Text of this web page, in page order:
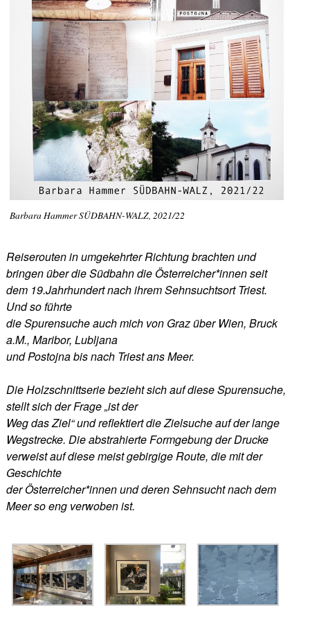
Barbara Hammer SÜDBAHN-WALZ, 2021/22
Reiserouten in umgekehrter Richtung brachten und
bringen über die Südbahn die Österreicher*innen seit
dem 19.Jahrhundert nach ihrem Sehnsuchtsort Triest.
Und so führte
die Spurensuche auch mich von Graz über Wien, Bruck
a.M., Maribor, Lubljana
und Postojna bis nach Triest ans Meer.
Die Holzschnittserie bezieht sich auf diese Spurensuche,
stellt sich der Frage „ist der
Weg das Ziel“ und reflektiert die Zielsuche auf der lange
Wegstrecke. Die abstrahierte Formgebung der Drucke
verweist auf diese meist gebirgige Route, die mit der
Geschichte
der Österreicher*innen und deren Sehnsucht nach dem
Meer so eng verwoben ist.